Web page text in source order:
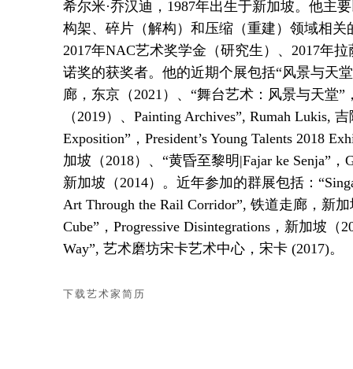
希尔米·乔汉迪，1987年出生于新加坡。他主
构架、碎片（解构）和压缩（重建）领域相关
2017年NAC艺术奖学金（研究生）、2017年
诺奖的获奖者。他的近期个展包括“风景与天
廊，东京（2021）、“舞台艺术：风景与天堂
（2019）、Painting Archives”, Rumah Lukis,
Exposition”，President’s Young Talents 2018
加坡（2018）、“黄昏至黎明|Fajar ke Senja”，
新加坡（2014）。近年参加的群展包括：
Art Through the Rail Corridor”, 铁道走廊，新
Cube”，Progressive Disintegrations，新加坡（
Way”, 艺术磨坊宋卡艺术中心，宋卡 (2017)。
下载艺术家简历